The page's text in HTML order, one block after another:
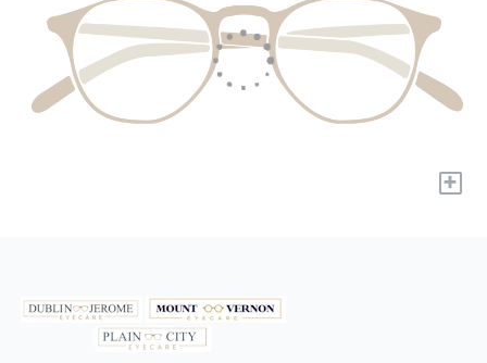
+